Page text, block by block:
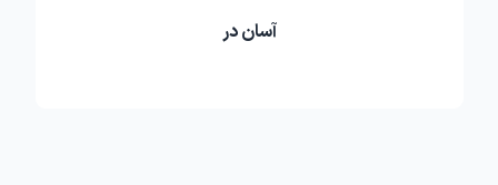
آسان در